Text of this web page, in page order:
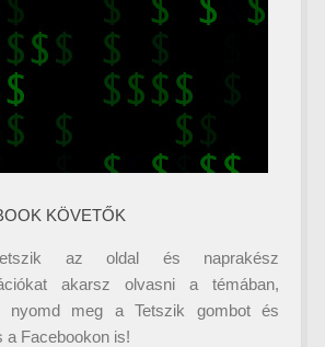
KÖVETŐK
az oldal és naprakész
akarsz olvasni a témában,
nyomd meg a Tetszik gombot és
a Facebookon is!